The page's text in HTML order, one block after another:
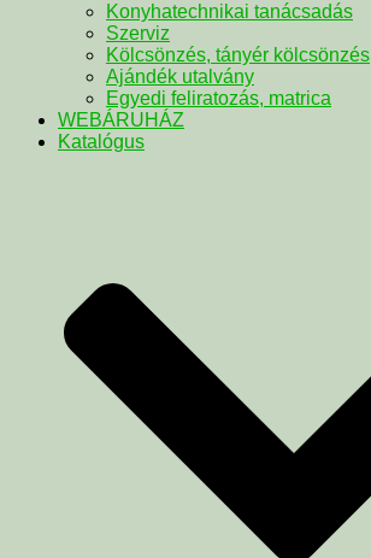
Konyhatechnikai tanácsadás
Szerviz
Kölcsönzés, tányér kölcsönzés
Ajándék utalvány
Egyedi feliratozás, matrica
WEBÁRUHÁZ
Katalógus